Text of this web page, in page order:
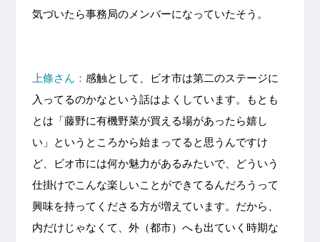
気づいたら事務局のメンバーになっていたそう。
上條さん： 感触として、ビオ市は第二のステージに
入ってるのかなという話はよくしています。もとも
とは「藤野に有機野菜が買える場があったら嬉し
い」というところから始まってると思うんですけ
ど、ビオ市には何か魅力があるみたいで、どういう
仕掛けでこんな楽しいことができてるんだろうって
興味を持ってくださる方が増えています。だから、
内だけじゃなくて、外（都市）へも出ていく時期な